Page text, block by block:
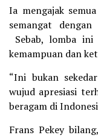
Ia mengajak
semangat
Sebab, lomba
kemampuan dan
“Ini bukan
wujud apresiasi
beragam di
Frans Pekey